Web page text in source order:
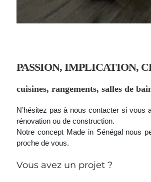
PASSION, IMPLICATION,
cuisines, rangements, salles de
N’hésitez pas à nous contacter si vous
rénovation ou de construction.
Notre concept Made in Sénégal nous
proche de vous.
Vous avez un projet ?